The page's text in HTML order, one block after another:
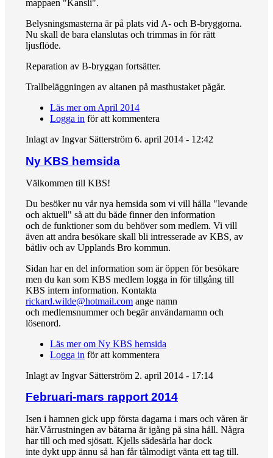
mappaen "Kansli".
Belysningsmasterna är på plats vid A- och B-bryggorna.
Nu skall de bara elanslutas och trimmas in för rätt
ljusflöde.
Reparation av B-bryggan fortsätter.
Trallbeläggningen av altanen på masthustaket pågår.
Läs merom April 2014
Logga in för att kommentera
Inlagt av Ingvar Sätterström 6. april 2014 - 12:42
Ny KBS hemsida
Välkommen till KBS!
Du besöker nu vår nya hemsida som vi vill hålla "levande
och aktuell" så att du både finner den information
och de funktioner som du behöver som medlem. Vi vill
även att andra besökare skall bli intresserade av KBS, av
båtliv och av Upplands Bro kommun.
Sidan har en del information som är öppen för besökare
men du kan som KBS medlem logga in för tillgång till
KBS intern information. Kontakta
rickard.wilde@hotmail.com ange namn
och medlemsnummer och begär användarnamn och
lösenord.
Läs merom Ny KBS hemsida
Logga in för att kommentera
Inlagt av Ingvar Sätterström 2. april 2014 - 17:14
Februari-mars rapport 2014
Isen i hamnen gick upp första dagarna i mars och våren är
här.Vårrustningen av båtarna är igång på sina håll. Några
har till och med sjösatt. Kjells sädesärla har dock
inte dykt upp ännu så han får tålmodigt vänta ett tag till.